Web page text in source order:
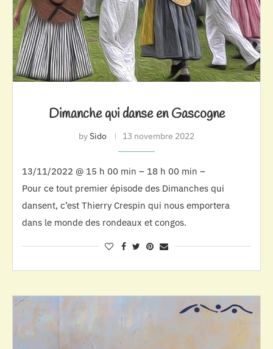
Dimanche qui danse en Gascogne
bySido 13 novembre 2022
13/11/2022 @ 15 h 00 min – 18 h 00 min –
Pour ce tout premier épisode des Dimanches qui
dansent, c’est Thierry Crespin qui nous emportera
dans le monde des rondeaux et congos.